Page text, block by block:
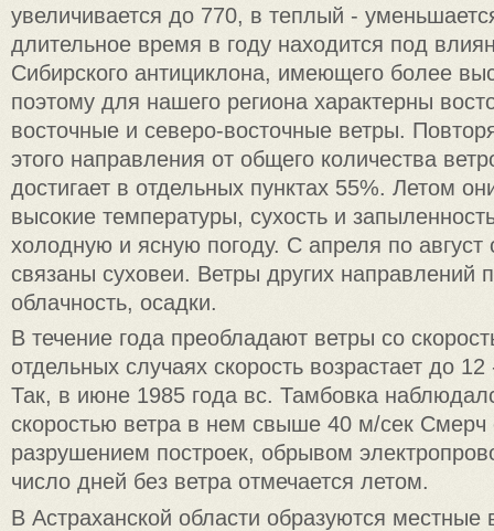
увеличивается до 770, в теплый -
длительное время в году находится под
Сибирского антициклона, имеющего более
поэтому для нашего региона характерны
восточные и северо-восточные ветры.
этого направления от общего количества
достигает в отдельных пунктах 55%. Летом
высокие температуры, сухость и
холодную и ясную погоду. С апреля по август
связаны суховеи. Ветры других направлений
облачность, осадки.
В течение года преобладают ветры со
отдельных случаях скорость возрастает до
Так, в июне 1985 года вс. Тамбовка
скоростью ветра в нем свыше 40 м/сек Смерч
разрушением построек, обрывом
число дней без ветра отмечается летом.
В Астраханской области образуются местные